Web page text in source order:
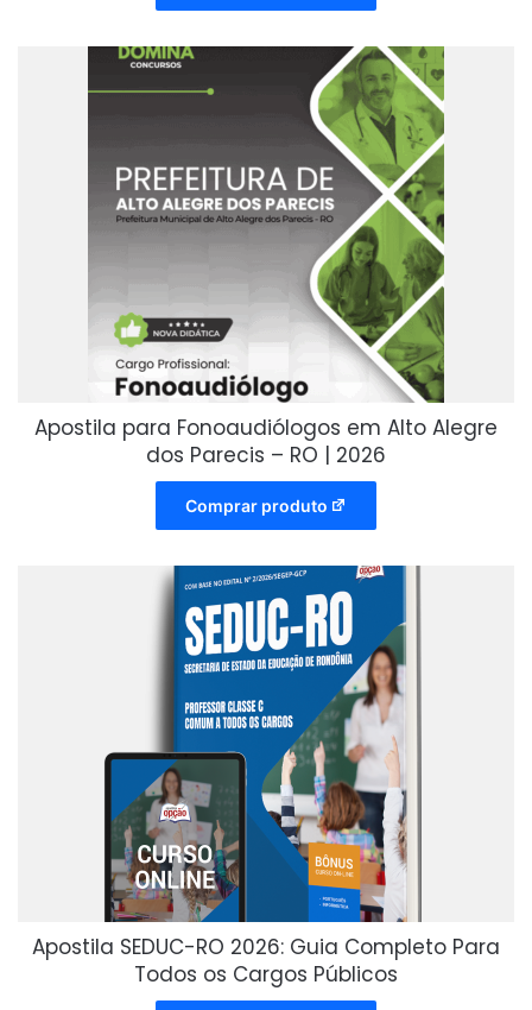
Apostila para Fonoaudiólogos em Alto Alegre
dos Parecis – RO | 2026
Comprar produto
Apostila SEDUC-RO 2026: Guia Completo Para
Todos os Cargos Públicos